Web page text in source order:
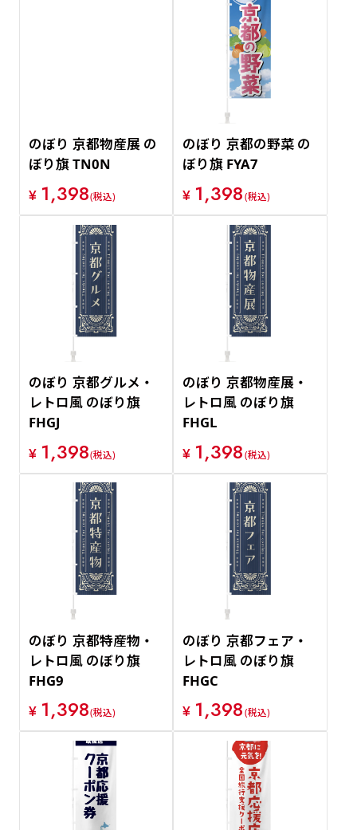
のぼり 京都物産展 の
ぼり旗 TN0N
¥ 1,398(税込)
のぼり 京都の野菜 の
ぼり旗 FYA7
¥ 1,398(税込)
のぼり 京都グルメ・
レトロ風 のぼり旗
FHGJ
¥ 1,398(税込)
のぼり 京都物産展・
レトロ風 のぼり旗
FHGL
¥ 1,398(税込)
のぼり 京都特産物・
レトロ風 のぼり旗
FHG9
¥ 1,398(税込)
のぼり 京都フェア・
レトロ風 のぼり旗
FHGC
¥ 1,398(税込)